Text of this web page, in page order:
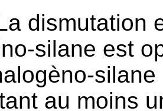
dismutation
silane est
au moins